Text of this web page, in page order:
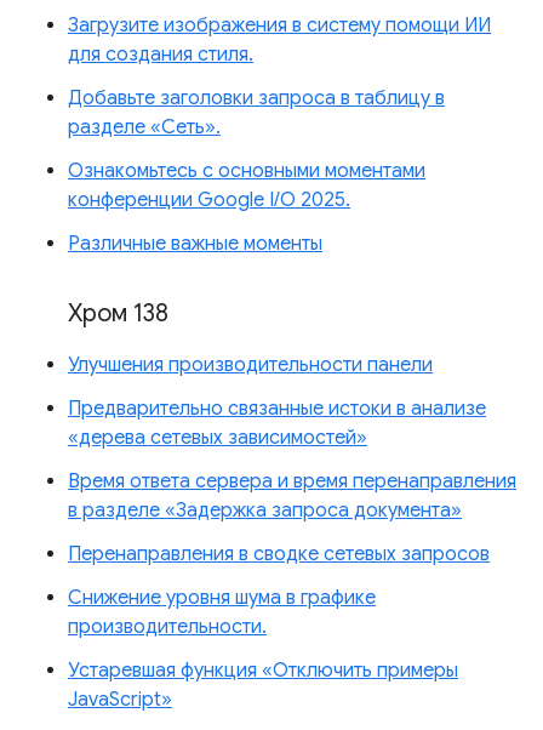
Загрузите изображения в систему помощи ИИ
для создания стиля.
Добавьте заголовки запроса в таблицу в
разделе «Сеть».
Ознакомьтесь с основными моментами
конференции Google I/O 2025.
Различные важные моменты
Хром 138
Улучшения производительности панели
Предварительно связанные истоки в анализе
«дерева сетевых зависимостей»
Время ответа сервера и время перенаправления
в разделе «Задержка запроса документа»
Перенаправления в сводке сетевых запросов
Снижение уровня шума в графике
производительности.
Устаревшая функция «Отключить примеры
JavaScript»